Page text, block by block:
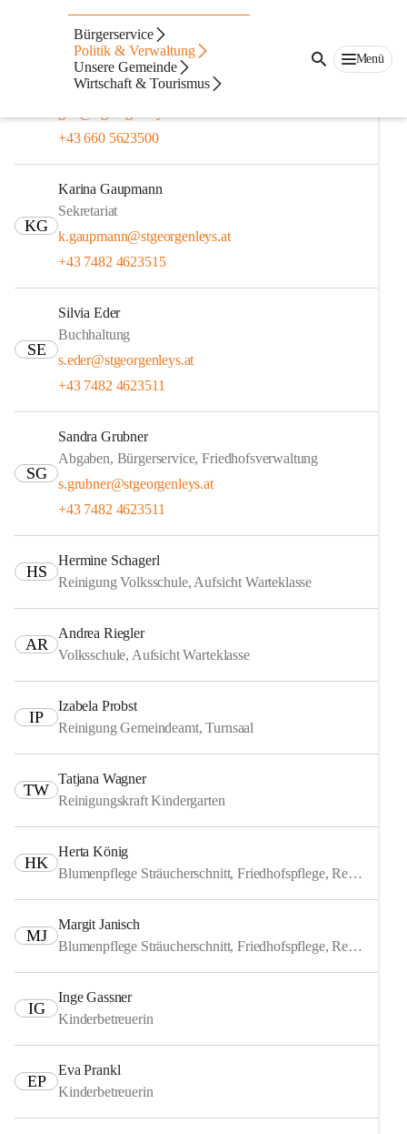
Bürgerservice
Politik & Verwaltung
Unsere Gemeinde
Wirtschaft & Tourismus
Menü
Verwaltung
Josef Gamsjaeger
Amtsleiter
+43 660 5623500
KG
Karina Gaupmann
Sekretariat
k.gaupmann@stgeorgenleys.at
+43 7482 4623515
SE
Silvia Eder
Buchhaltung
s.eder@stgeorgenleys.at
+43 7482 4623511
SG
Sandra Grubner
Abgaben, Bürgerservice, Friedhofsverwaltung
s.grubner@stgeorgenleys.at
+43 7482 4623511
HS
Hermine Schagerl
Reinigung Volksschule, Aufsicht Warteklasse
AR
Andrea Riegler
Volksschule, Aufsicht Warteklasse
IP
Izabela Probst
Reinigung Gemeindeamt, Turnsaal
TW
Tatjana Wagner
Reinigungskraft Kindergarten
HK
Herta König
Blumenpflege Sträucherschnitt, Friedhofspflege, Reinigung
MJ
Margit Janisch
Blumenpflege Sträucherschnitt, Friedhofspflege, Reinigung
IG
Inge Gassner
Kinderbetreuerin
EP
Eva Prankl
Kinderbetreuerin